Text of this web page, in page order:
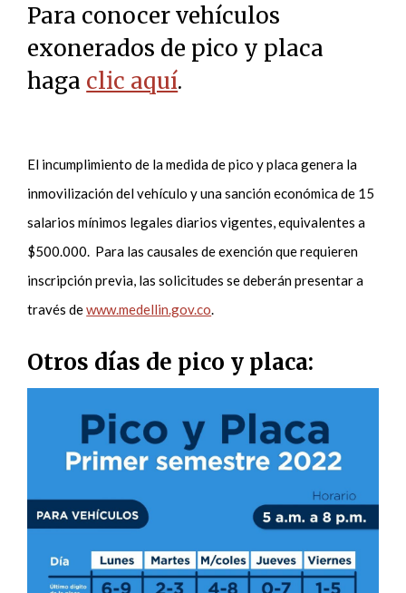
Para conocer vehículos
exonerados de pico y placa
haga clic aquí.
El incumplimiento de la medida de pico y placa genera la
inmovilización del vehículo y una sanción económica de 15
salarios mínimos legales diarios vigentes, equivalentes a
$500.000. Para las causales de exención que requieren
inscripción previa, las solicitudes se deberán presentar a
través dewww.medellin.gov.co.
Otros días de pico y placa: